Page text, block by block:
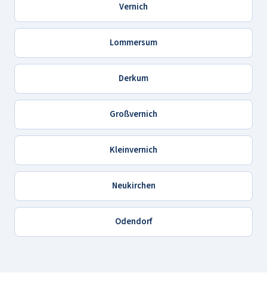
Vernich
Lommersum
Derkum
Großvernich
Kleinvernich
Neukirchen
Odendorf